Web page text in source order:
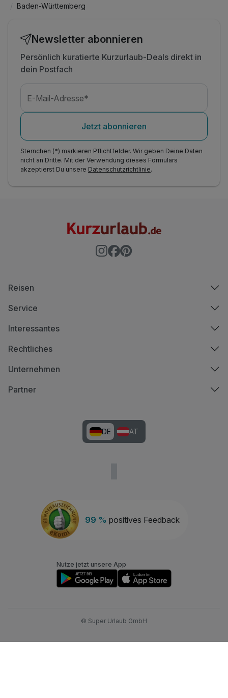
Baden-Württemberg
Newsletter abonnieren
Persönlich kuratierte Kurzurlaub-Deals direkt in
dein Postfach
E-Mail-Adresse*
Jetzt abonnieren
Sternchen (*) markieren Pflichtfelder. Wir geben Deine Daten
nicht an Dritte. Mit der Verwendung dieses Formulars
akzeptierst Du unsere Datenschutzrichtlinie.
99 % positives Feedback
Reisen
Service
Interessantes
Rechtliches
Unternehmen
Partner
DE AT
Nutze jetzt unsere App
© Super Urlaub GmbH